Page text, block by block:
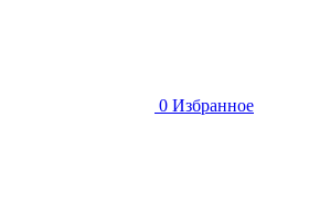
0 Избранное